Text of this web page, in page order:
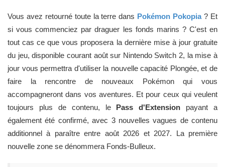
Vous avez retourné toute la terre dans Pokémon Pokopia? Et
si vous commenciez par draguer les fonds marins ? C'est en
tout cas ce que vous proposera la dernière mise à jour gratuite
du jeu, disponible courant août sur Nintendo Switch 2, la mise à
jour vous permettra d'utiliser la nouvelle capacité Plongée, et de
faire la rencontre de nouveaux Pokémon qui vous
accompagneront dans vos aventures. Et pour ceux qui veulent
toujours plus de contenu, le Pass d'Extension payant a
également été confirmé, avec 3 nouvelles vagues de contenu
additionnel à paraître entre août 2026 et 2027. La première
nouvelle zone se dénommera Fonds-Bulleux.